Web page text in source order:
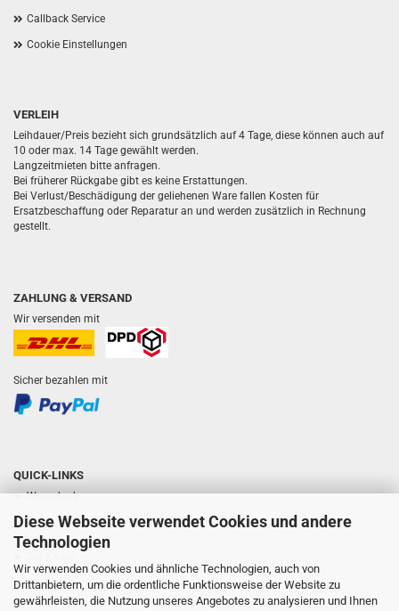
Diese Webseite verwendet Cookies und andere
Technologien
Wir verwenden Cookies und ähnliche Technologien, auch von
Drittanbietern, um die ordentliche Funktionsweise der Website zu
gewährleisten, die Nutzung unseres Angebotes zu analysieren und Ihnen
Callback Service
Cookie Einstellungen
VERLEIH
Leihdauer/Preis bezieht sich grundsätzlich auf 4 Tage, diese können auch auf
10 oder max. 14 Tage gewählt werden.
Langzeitmieten bitte anfragen.
Bei früherer Rückgabe gibt es keine Erstattungen.
Bei Verlust/Beschädigung der geliehenen Ware fallen Kosten für
Ersatzbeschaffung oder Reparatur an und werden zusätzlich in Rechnung
gestellt.
ZAHLUNG & VERSAND
Wir versenden mit
Sicher bezahlen mit
QUICK-LINKS
► Warenkorb
► Mein Konto
► Über uns